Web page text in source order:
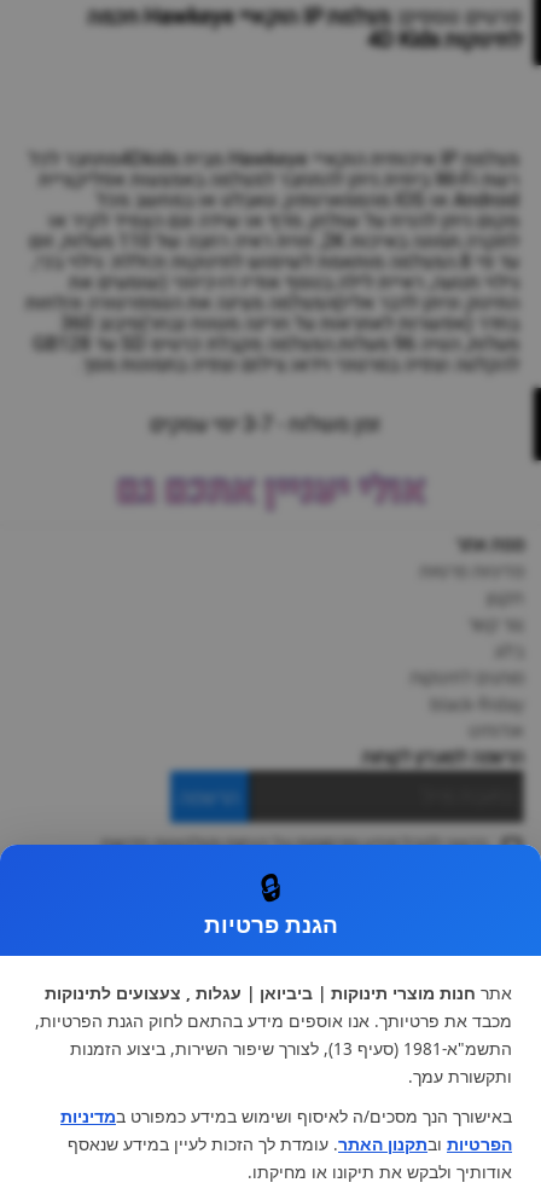
פרטים נוספים: מצלמת IP הוקאיי Hawkeye חכמה
לתינוקות 4D Kids
מצלמת IP איכותית הוקאיי Hawkeye מבית 4Dkidsמתחבר לכל
רשת Wi-Fi ביתית.ניתן להתחבר למצלמה באמצעות אפליקציית
Android או IOS מהסמארטפון, טאבלט או במחשב מכל
מקום.ניתן להניח על שולחן, מדף או שידה וגם הצמיד לקיר או
לתקרה.תמונה באיכות 2K, זווית ראיה רחבה של 110 מעלות, זום
עד פי 8.המצלמה מותאמת לשימוש לתינוקות וכוללת: גילוי בכי,
גילוי תנועה, ראיית לילה.בנוסף אודיו דו-כיווני (שומעים את
התינוק וניתן לדבר אליו)המצלמה מציגה את הטמפרטורה והלחות
בחדר (אפשרות לאתראות על חריגה מטווח נבחר)סיבוב 360
מעלות, הטיה 96 מעלות.המצלמה מקבלת כרטיס SD עד GB128
להקלטה וצפיה בסרטוני וידאו.צילום וצפיה בתמונות מסך.
זמן משלוח - 3-7 ימי עסקים
אולי יעניין אתכם גם
מפת אתר
צור קשר
מותגים לתינוקות
black-friday
אודותינו
הרשמה למועדון לקוחות
הרשמה
ברצוני לקבל מידע ופרסומות על הנחות וקולקציות חדשות
עגלות וטיולונים
כיסא בטיחות ואביזרים
ריהוט לתינוקות
מצעים למיטת תינוק וטקסטיל
צעצועי ילדים
על גלגלים
הנקה והאכלה
מוצרי אמבטיה
מוזמנים לבקר אותנו:
🔒
הגנת פרטיות
אתר חנות מוצרי תינוקות | ביביואן | עגלות , צעצועים לתינוקות
מכבד את פרטיותך. אנו אוספים מידע בהתאם לחוק הגנת הפרטיות,
התשמ"א-1981 (סעיף 13), לצורך שיפור השירות, ביצוע הזמנות
ותקשורת עמך.
באישורך הנך מסכים/ה לאיסוף ושימוש במידע כמפורט במדיניות
הפרטיות ובתקנון האתר. עומדת לך הזכות לעיין במידע שנאסף
אודותיך ולבקש את תיקונו או מחיקתו.